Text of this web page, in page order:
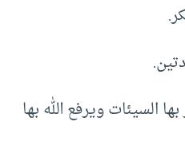
السيئات ويرفع الله بها